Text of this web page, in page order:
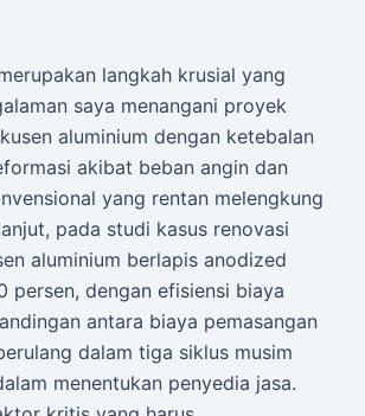
langkah krusial yang
saya menangani proyek
aluminium dengan ketebalan
akibat beban angin dan
yang rentan melengkung
pada studi kasus renovasi
aluminium berlapis anodized
persen, dengan efisiensi biaya
antara biaya pemasangan
dalam tiga siklus musim
menentukan penyedia jasa.